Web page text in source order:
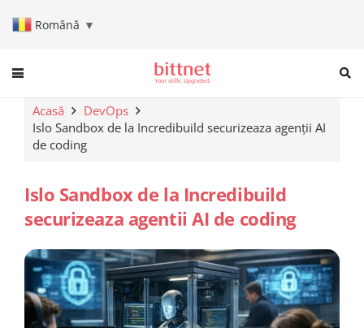
Română ▼
When autocomplete results
Acasă
DevOps
Islo Sandbox de la Incredibuild securizeaza agenții AI
de coding
Islo Sandbox de la Incredibuild
securizeaza agentii AI de coding